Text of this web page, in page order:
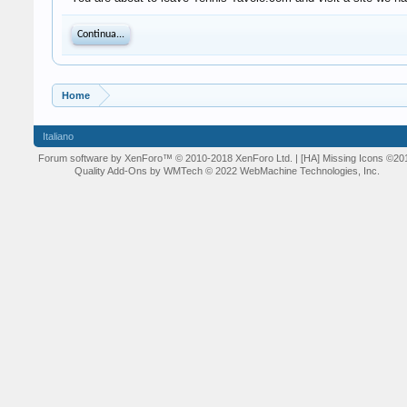
Continua...
Home
Italiano
Forum software by XenForo™ © 2010-2018 XenForo Ltd. | [HA] Missing Icons
Quality Add-Ons by WMTech © 2022 WebMachine Technologies, Inc.